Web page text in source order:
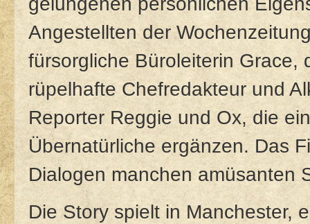
Angestellten der
fürsorgliche Büroleiterin Grace,
rüpelhafte Chefredakteur und
Reporter Reggie und Ox, die
Übernatürliche ergänzen. Das
Dialogen manchen amüsanten
Die Story spielt in Manchester,